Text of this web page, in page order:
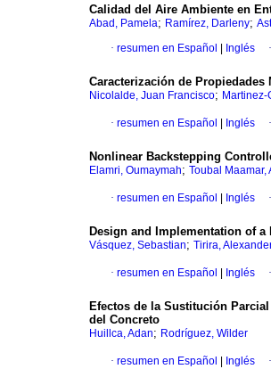
Calidad del Aire Ambiente en
Abad, Pamela; Ramírez, Darleny;
· resumen en Español Inglés ·
Caracterización de
Nicolalde, Juan Francisco; Martinez-
· resumen en Español Inglés ·
Nonlinear Backstepping
Elamri, Oumaymah; Toubal Maamar,
· resumen en Español Inglés ·
Design and Implementation of
Vásquez, Sebastian; Tirira,
· resumen en Español Inglés ·
Efectos de la Sustitución
del Concreto
Huillca, Adan; Rodríguez, Wilder
· resumen en Español Inglés ·